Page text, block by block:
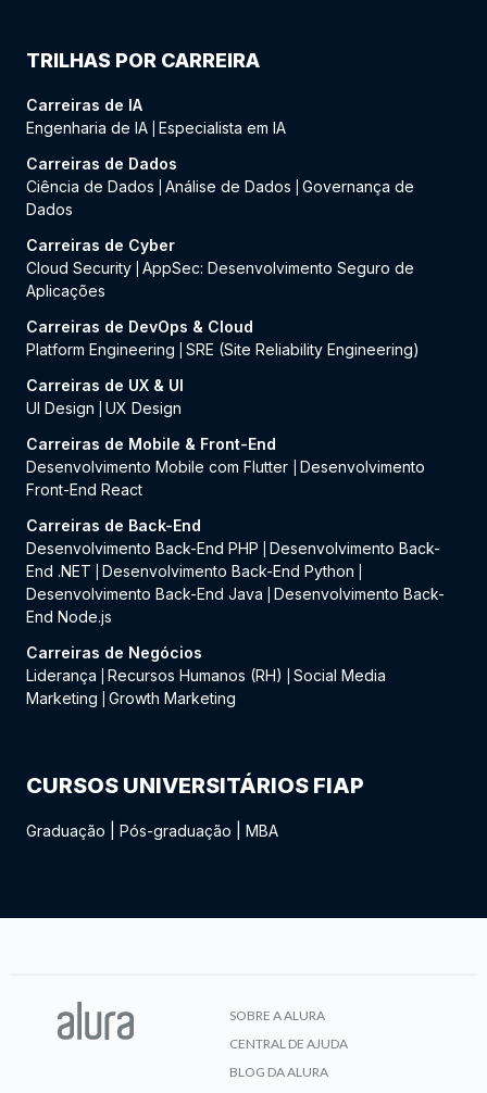
TRILHAS POR CARREIRA
Carreiras de IA
Engenharia de IA Especialista em IA
Carreiras de Dados
Ciência de Dados
Análise de Dados
Governança de
Dados
Carreiras de Cyber
Cloud Security AppSec: Desenvolvimento Seguro de
Aplicações
Carreiras de DevOps & Cloud
Platform Engineering
SRE (Site Reliability Engineering)
Carreiras de UX & UI
UI Design
UX Design
Carreiras de Mobile & Front-End
Desenvolvimento Mobile com Flutter
Desenvolvimento
Front-End React
Carreiras de Back-End
Desenvolvimento Back-End PHP
Desenvolvimento Back-
End .NET
Desenvolvimento Back-End Python
Desenvolvimento Back-End Java
Desenvolvimento Back-
End Node.js
Carreiras de Negócios
Liderança
Recursos Humanos (RH)
Social Media
Marketing
Growth Marketing
CURSOS UNIVERSITÁRIOS FIAP
Graduação Pós-graduação MBA
SOBRE A ALURA
CENTRAL DE AJUDA
BLOG DA ALURA